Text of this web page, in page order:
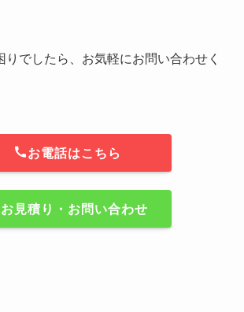
りでしたら、お気軽にお問い合わせく
お電話はこちら
お見積り・お問い合わせ